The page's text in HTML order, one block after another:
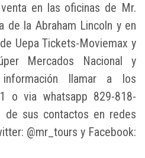
en las oficinas de Mr.
de la Abraham Lincoln y en
Uepa Tickets-Moviemax y
Mercados Nacional y
llamar a los
o via whatsapp 829-818-
de sus contactos en redes
@mr_tours y Facebook: